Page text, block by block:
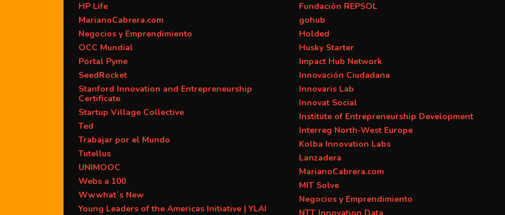
HP Life
MarianoCabrera.com
Negocios y Emprendimiento
OCC Mundial
Portal Pyme
SeedRocket
Stanford Innovation and Entrepreneurship
Certificate
Startup Village Collective
Ted
Trabajar por el Mundo
Tutellus
UNIMOOC
Webs a 100
Wwwhat´s New
Young Leaders of the Americas Initiative | YLAI
Fundación REPSOL
gohub
Holded
Husky Starter
Impact Hub Network
Innovación Ciudadana
Innovaris Lab
Innovat Social
Institute of Entrepreneurship Development
Interreg North-West Europe
Kolba Innovation Labs
Lanzadera
MarianoCabrera.com
MIT Solve
Negocios y Emprendimiento